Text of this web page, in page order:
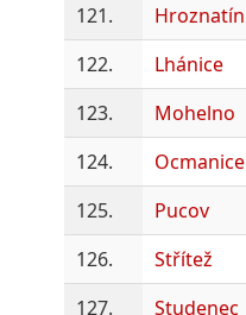
121.
Hroznatín
122.
Lhánice
123.
Mohelno
124.
Ocmanice
125.
Pucov
126.
Střítež
127.
Studenec